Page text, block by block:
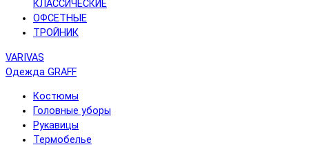
КЛАССИЧЕСКИЕ
ОФСЕТНЫЕ
ТРОЙНИК
VARIVAS
Одежда GRAFF
Костюмы
Головные уборы
Рукавицы
Термобелье